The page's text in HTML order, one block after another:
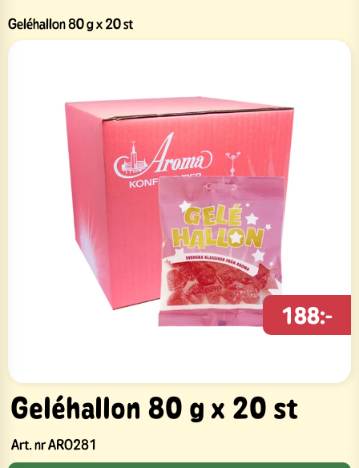
Geléhallon 80 g x 20 st
Geléhallon 80 g x 20 st
Art. nrARO281
188:-